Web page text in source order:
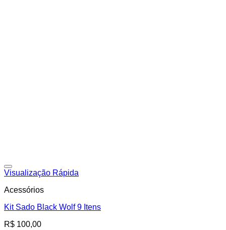
Visualização Rápida
Acessórios
Kit Sado Black Wolf 9 Itens
R$ 100,00